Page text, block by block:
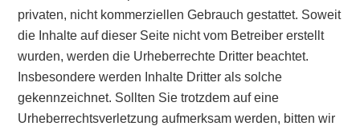
privaten, nicht kommerziellen Gebrauch gestattet. Soweit
die Inhalte auf dieser Seite nicht vom Betreiber erstellt
wurden, werden die Urheberrechte Dritter beachtet.
Insbesondere werden Inhalte Dritter als solche
gekennzeichnet. Sollten Sie trotzdem auf eine
Urheberrechtsverletzung aufmerksam werden, bitten wir